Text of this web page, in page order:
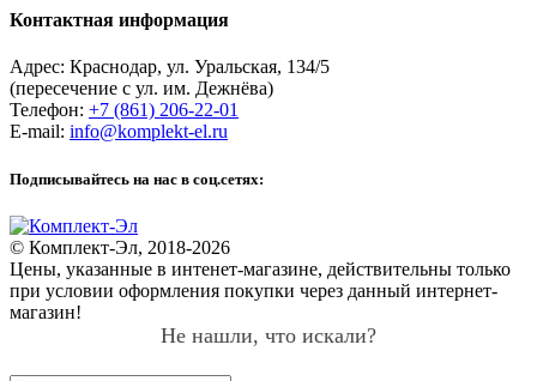
Контактная информация
Адрес: Краснодар, ул. Уральская, 134/5
(пересечение с ул. им. Дежнёва)
Телефон: +7 (861) 206-22-01
E-mail: info@komplekt-el.ru
Подписывайтесь на нас в соц.сетях:
© Комплект-Эл, 2018-2026
Цены, указанные в интенет-магазине, действительны только
при условии оформления покупки через данный интернет-
магазин!
Не нашли, что искали?